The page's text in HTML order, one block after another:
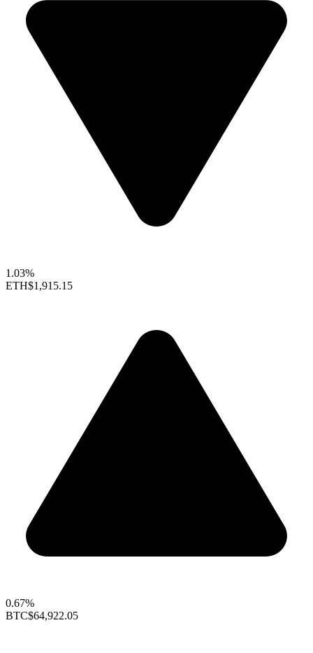
1.03%
ETH$1,915.15
0.67%
BTC$64,922.05